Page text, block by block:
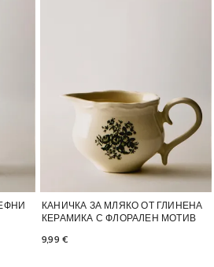
КАНИЧКА ЗА МЛЯКО ОТ ГЛИНЕНА
КЕРАМИКА С ФЛОРАЛЕН МОТИВ
9,99 €